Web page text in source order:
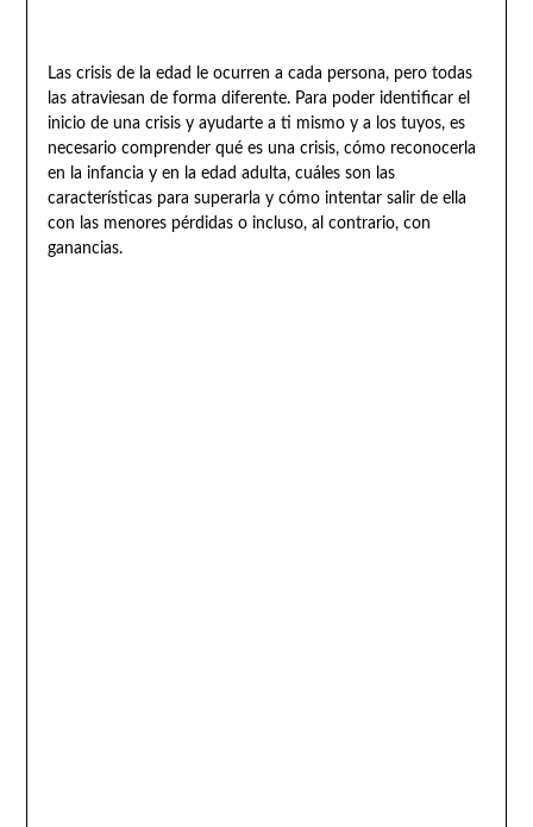
Las crisis de la edad le ocurren a cada persona, pero todas
las atraviesan de forma diferente. Para poder identificar el
inicio de una crisis y ayudarte a ti mismo y a los tuyos, es
necesario comprender qué es una crisis, cómo reconocerla
en la infancia y en la edad adulta, cuáles son las
características para superarla y cómo intentar salir de ella
con las menores pérdidas o incluso, al contrario, con
ganancias.